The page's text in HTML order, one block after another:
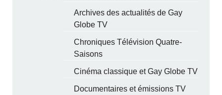
Archives des actualités de Gay
Globe TV
Chroniques Télévision Quatre-
Saisons
Cinéma classique et Gay Globe TV
Documentaires et émissions TV